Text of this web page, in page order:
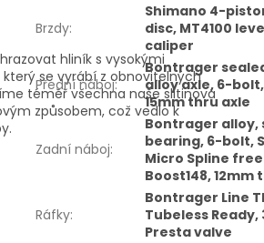
hliník s vysokými
se vyrábí z obnovitelných
téměř všechna naše slitinová
způsobem, což vedlo k
Brzdy:
Shimano 4-
disc, MT4100
caliper
Přední náboj:
Bontrager
alloy axle, 6-bolt,
15mm thru axle
Zadní náboj:
Bontrager alloy,
bearing, 6-bolt,
Micro Spline
Boost148, 12mm
Ráfky:
Bontrager Line
Tubeless
Presta valve